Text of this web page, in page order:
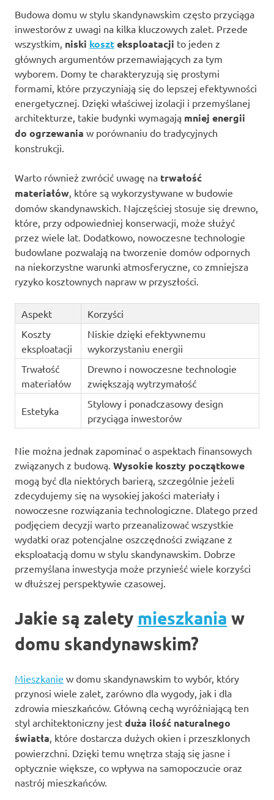
Budowa domu w stylu skandynawskim często przyciąga
inwestorów z uwagi na kilka kluczowych zalet. Przede
wszystkim, niski koszteksploatacji to jeden z
głównych argumentów przemawiających za tym
wyborem. Domy te charakteryzują się prostymi
formami, które przyczyniają się do lepszej efektywności
energetycznej. Dzięki właściwej izolacji i przemyślanej
architekturze, takie budynki wymagają mniej energii
do ogrzewania w porównaniu do tradycyjnych
konstrukcji.
Warto również zwrócić uwagę na trwałość
materiałów , które są wykorzystywane w budowie
domów skandynawskich. Najczęściej stosuje się drewno,
które, przy odpowiedniej konserwacji, może służyć
przez wiele lat. Dodatkowo, nowoczesne technologie
budowlane pozwalają na tworzenie domów odpornych
na niekorzystne warunki atmosferyczne, co zmniejsza
ryzyko kosztownych napraw w przyszłości.
Aspekt
Korzyści
Koszty
eksploatacji
Niskie dzięki efektywnemu
wykorzystaniu energii
Trwałość
materiałów
Drewno i nowoczesne technologie
zwiększają wytrzymałość
Estetyka
Stylowy i ponadczasowy design
przyciąga inwestorów
Nie można jednak zapominać o aspektach finansowych
związanych z budową. Wysokie koszty początkowe
mogą być dla niektórych barierą, szczególnie jeżeli
zdecydujemy się na wysokiej jakości materiały i
nowoczesne rozwiązania technologiczne. Dlatego przed
podjęciem decyzji warto przeanalizować wszystkie
wydatki oraz potencjalne oszczędności związane z
eksploatacją domu w stylu skandynawskim. Dobrze
przemyślana inwestycja może przynieść wiele korzyści
w dłuższej perspektywie czasowej.
Jakie są zalety mieszkania w
domu skandynawskim?
Mieszkanie w domu skandynawskim to wybór, który
przynosi wiele zalet, zarówno dla wygody, jak i dla
zdrowia mieszkańców. Główną cechą wyróżniającą ten
styl architektoniczny jest duża ilość naturalnego
światła , które dostarcza dużych okien i przeszklonych
powierzchni. Dzięki temu wnętrza stają się jasne i
optycznie większe, co wpływa na samopoczucie oraz
nastrój mieszkańców.